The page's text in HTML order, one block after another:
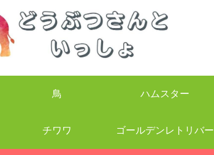
鳥 ハムスター
チワワ ゴールデンレトリバー